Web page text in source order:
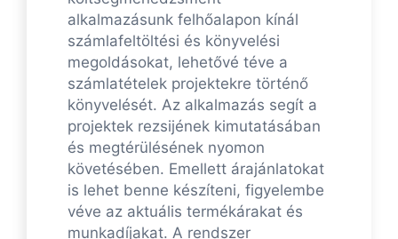
alkalmazásunk felhőalapon kínál
számlafeltöltési és könyvelési
megoldásokat, lehetővé téve a
számlatételek projektekre történő
könyvelését. Az alkalmazás segít a
projektek rezsijének kimutatásában
és megtérülésének nyomon
követésében. Emellett árajánlatokat
is lehet benne készíteni, figyelembe
véve az aktuális termékárakat és
munkadíjakat. A rendszer